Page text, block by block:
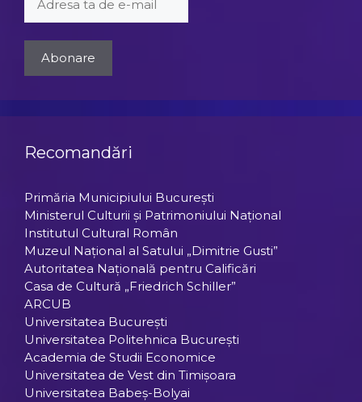
Recomandări
Primăria Municipiului Bucureşti
Ministerul Culturii şi Patrimoniului Naţional
Institutul Cultural Român
Muzeul Național al Satului „Dimitrie Gusti”
Autoritatea Națională pentru Calificări
Casa de Cultură „Friedrich Schiller”
ARCUB
Universitatea Bucureşti
Universitatea Politehnica Bucureşti
Academia de Studii Economice
Universitatea de Vest din Timişoara
Universitatea Babeş-Bolyai